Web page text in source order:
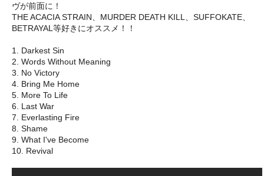
ヴが前面に！
THE ACACIA STRAIN、MURDER DEATH KILL、SUFFOKATE、
BETRAYAL等好きにオススメ！！
1. Darkest Sin
2. Words Without Meaning
3. No Victory
4. Bring Me Home
5. More To Life
6. Last War
7. Everlasting Fire
8. Shame
9. What I've Become
10. Revival